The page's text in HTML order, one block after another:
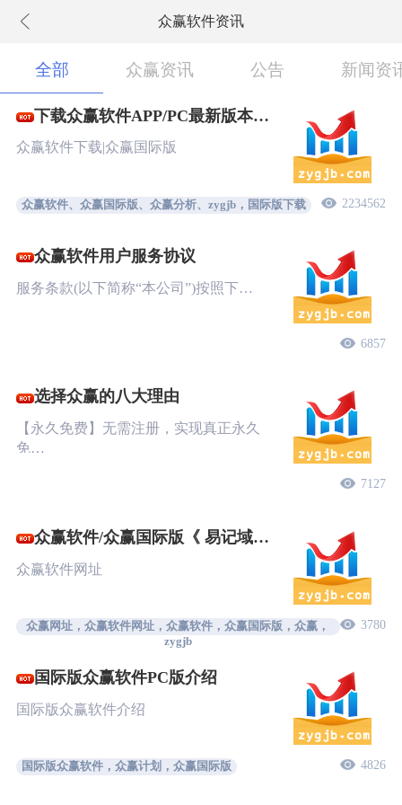
众赢软件资讯
全部 众赢资讯 公告 新闻资
下载众赢软件APP/PC最新版本
New!
众赢软件下载|众赢国际版
众赢软件、众赢国际版、众赢分析、zygjb，国际版下载 2234562
众赢软件用户服务协议
服务条款(以下简称“本公司”)按照下…
6857
选择众赢的八大理由
【永久免费】无需注册，实现真正永久
免…
7127
众赢软件/众赢国际版《 易记域
名》
众赢软件网址
众赢网址，众赢软件网址，众赢软件，众赢国际版，众赢，
zygjb
3780
国际版众赢软件PC版介绍
国际版众赢软件介绍
国际版众赢软件，众赢计划，众赢国际版 4826